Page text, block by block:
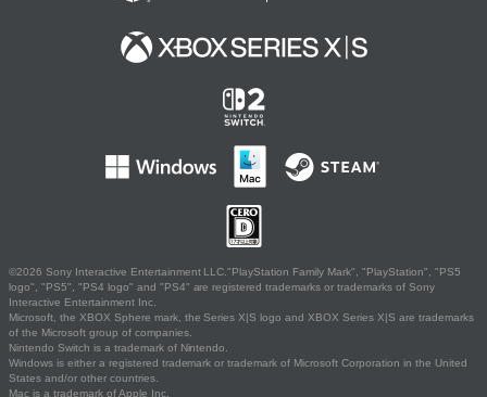
©2026 Sony Interactive Entertainment LLC."PlayStation Family Mark", "PlayStation", "PS5
logo", "PS5", "PS4 logo" and "PS4" are registered trademarks or trademarks of Sony
Interactive Entertainment Inc.
Microsoft, the XBOX Sphere mark, the Series X|S logo and XBOX Series X|S are trademarks
of the Microsoft group of companies.
Nintendo Switch is a trademark of Nintendo.
Windows is either a registered trademark or trademark of Microsoft Corporation in the United
States and/or other countries.
Mac is a trademark of Apple Inc.